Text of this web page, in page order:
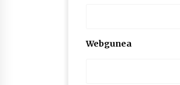
Webgunea